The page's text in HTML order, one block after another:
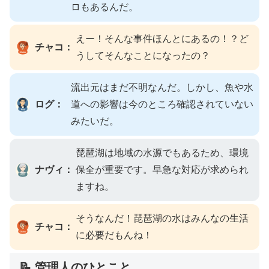
ロもあるんだ。
チャコ：
えー！そんな事件ほんとにあるの！？ど
うしてそんなことになったの？
ログ：
流出元はまだ不明なんだ。しかし、魚や水
道への影響は今のところ確認されていない
みたいだ。
ナヴィ：
琵琶湖は地域の水源でもあるため、環境
保全が重要です。早急な対応が求められ
ますね。
チャコ：
そうなんだ！琵琶湖の水はみんなの生活
に必要だもんね！